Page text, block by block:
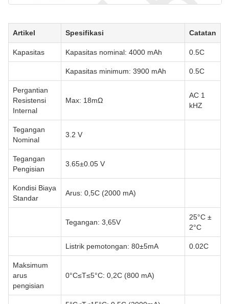
Artikel Spesifikasi Catatan
Kapasitas Kapasitas nominal: 4000 mAh 0.5C
Kapasitas minimum: 3900 mAh 0.5C
Pergantian
Resistensi
Internal
Max: 18mΩ
AC 1
kHZ
Tegangan
Nominal
3.2 V
Tegangan
Pengisian
3.65±0.05 V
Kondisi Biaya
Standar
Arus: 0,5C (2000 mA)
Tegangan: 3,65V
25°C ±
2°C
Listrik pemotongan: 80±5mA 0.02C
Maksimum
arus
pengisian
0°C≤T≤5°C: 0,2C (800 mA)